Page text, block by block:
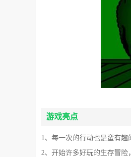
游戏亮点
1、每一次的行动也是蛮有趣
2、开始许多好玩的生存冒险